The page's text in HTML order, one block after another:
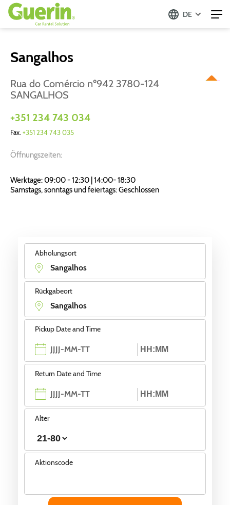
DE
Sangalhos
Rua do Comércio nº942 3780-124
SANGALHOS
+351 234 743 034
Fax. +351 234 743 035
Öffnungszeiten:
Werktage: 09:00 - 12:30 | 14:00- 18:30
Samstags, sonntags und feiertags: Geschlossen
Abholungsort
Rückgabeort
Pickup Date and Time
Return Date and Time
Alter
Aktionscode